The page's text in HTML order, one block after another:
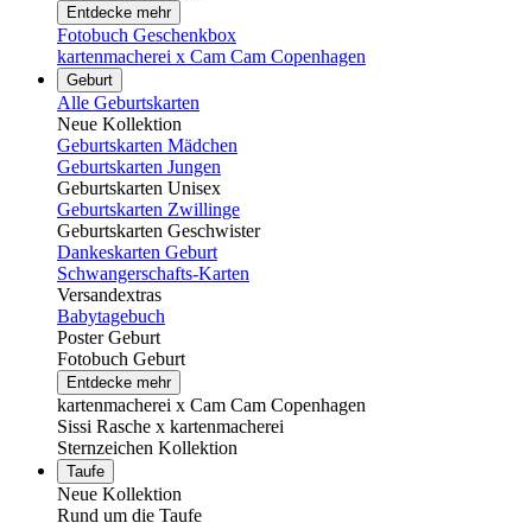
Entdecke mehr
Fotobuch Geschenkbox
kartenmacherei x Cam Cam Copenhagen
Geburt
Alle Geburtskarten
Neue Kollektion
Geburtskarten Mädchen
Geburtskarten Jungen
Geburtskarten Unisex
Geburtskarten Zwillinge
Geburtskarten Geschwister
Dankeskarten Geburt
Schwangerschafts-Karten
Versandextras
Babytagebuch
Poster Geburt
Fotobuch Geburt
Entdecke mehr
kartenmacherei x Cam Cam Copenhagen
Sissi Rasche x kartenmacherei
Sternzeichen Kollektion
Taufe
Neue Kollektion
Rund um die Taufe